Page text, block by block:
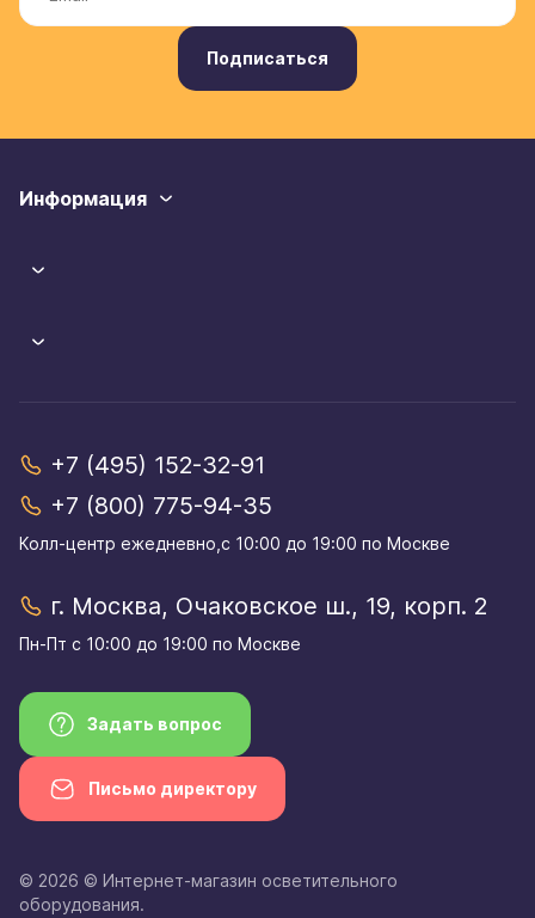
Подписаться
Информация
+7 (495) 152-32-91
+7 (800) 775-94-35
Колл-центр eжедневно,с 10:00 до 19:00 по Москве
г. Москва, Очаковское ш., 19, корп. 2
Пн-Пт с 10:00 до 19:00 по Москве
Задать вопрос
Письмо директору
© 2026 © Интернет-магазин осветительного
оборудования.